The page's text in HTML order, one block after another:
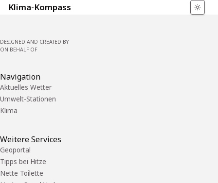
Klima-Kompass
DESIGNED AND CREATED BY
ON BEHALF OF
Navigation
Aktuelles Wetter
Umwelt-Stationen
Klima
Weitere Services
Geoportal
Tipps bei Hitze
Nette Toilette